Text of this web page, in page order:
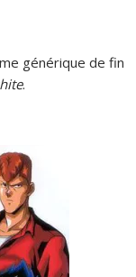
générique de fin
.